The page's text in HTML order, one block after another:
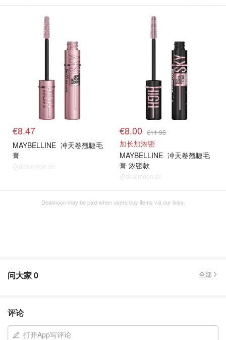
€8.47
MAYBELLINE 冲天卷翘睫毛
膏
@dealmoon.de
€8.00 €11.95
加长加浓密
MAYBELLINE 冲天卷翘睫毛
膏 浓密款
@dealmoon.de
Dealmoon may be paid when users buy items via our links.
问大家0 全部
评论
打开App写评论